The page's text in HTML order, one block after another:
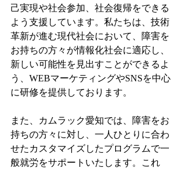
己実現や社会参加、社会復帰をできる
よう支援しています。私たちは、技術
革新が進む現代社会において、障害を
お持ちの方々が情報化社会に適応し、
新しい可能性を見出すことができるよ
う、WEBマーケティングやSNSを中心
に研修を提供しております。
また、カムラック愛知では、障害をお
持ちの方々に対し、一人ひとりに合わ
せたカスタマイズしたプログラムで一
般就労をサポートいたします。これ